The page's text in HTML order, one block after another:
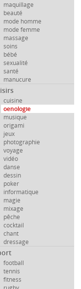
maquillage
beauté
mode homme
mode femme
massage
soins
bébé
sexualité
santé
manucure
cuisine
oenologie
musique
origami
jeux
photographie
voyage
vidéo
danse
dessin
poker
informatique
magie
mixage
pêche
cocktail
chant
dressage
football
tennis
fitness